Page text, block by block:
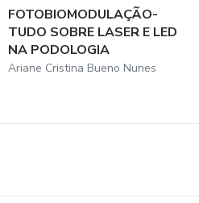
FOTOBIOMODULAÇÃO-
TUDO SOBRE LASER E LED
NA PODOLOGIA
Ariane Cristina Bueno Nunes